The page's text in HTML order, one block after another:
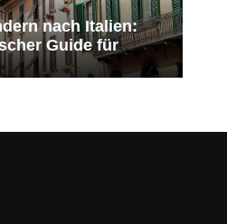
nach Italien:
Guide für